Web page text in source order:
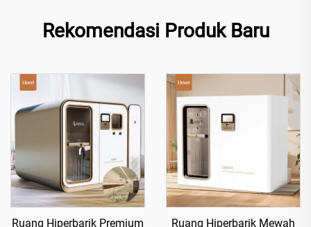
Rekomendasi Produk Baru
Ruang Hiperbarik Premium
Ruang Hiperbarik Mewah